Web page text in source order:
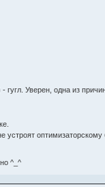
Уверен, одна из
устроят
^_^